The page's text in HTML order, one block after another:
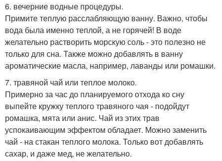
6. вечерние водные процедуры.
Примите теплую расслабляющую ванну. Важно, чтобы
вода была именно теплой, а не горячей! В воде
желательно растворить морскую соль - это полезно не
только для сна. Также можно добавлять в ванну
ароматические масла, например, лаванды или ромашки.
7. травяной чай или теплое молоко.
Примерно за час до планируемого отхода ко сну
выпейте кружку теплого травяного чая - подойдут
ромашка, мята или анис. Чай из этих трав
успокаивающим эффектом обладает. Можно заменить
чай - на стакан теплого молока. Только вот добавлять
сахар, и даже мед, не желательно.